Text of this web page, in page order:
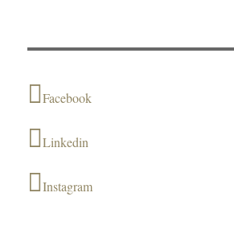
Facebook
Linkedin
Instagram